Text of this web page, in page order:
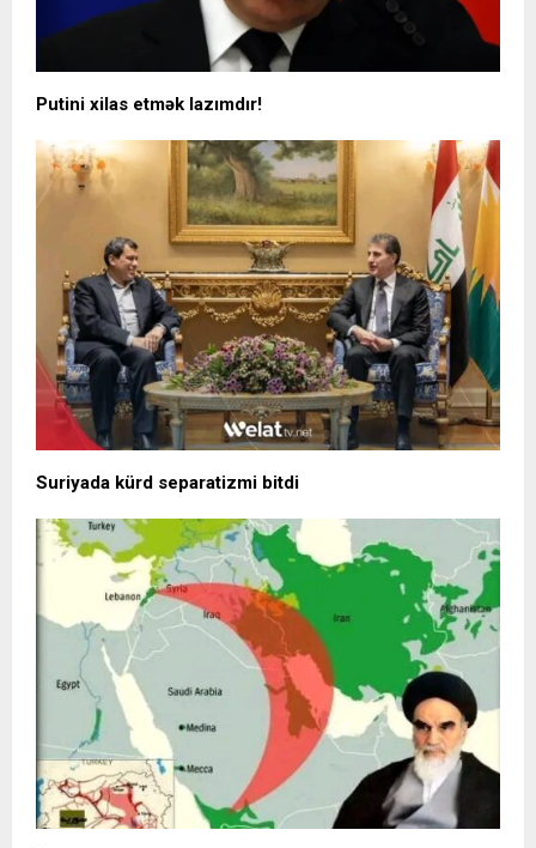
Putini xilas etmək lazımdır!
Suriyada kürd separatizmi bitdi